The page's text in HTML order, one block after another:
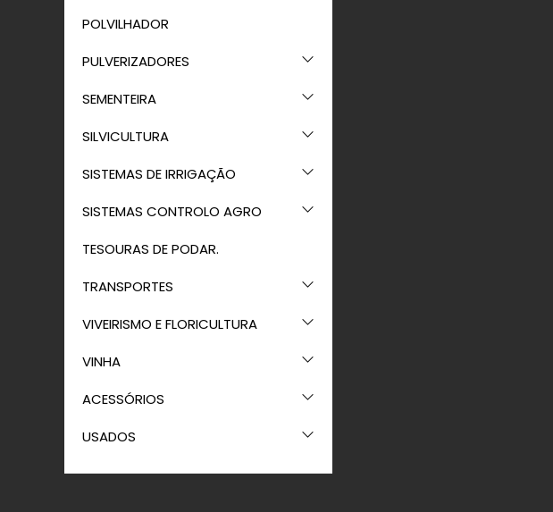
POLVILHADOR
PULVERIZADORES
SEMENTEIRA
SILVICULTURA
SISTEMAS DE IRRIGAÇÃO
SISTEMAS CONTROLO AGRO
TESOURAS DE PODAR.
TRANSPORTES
VIVEIRISMO E FLORICULTURA
VINHA
ACESSÓRIOS
USADOS